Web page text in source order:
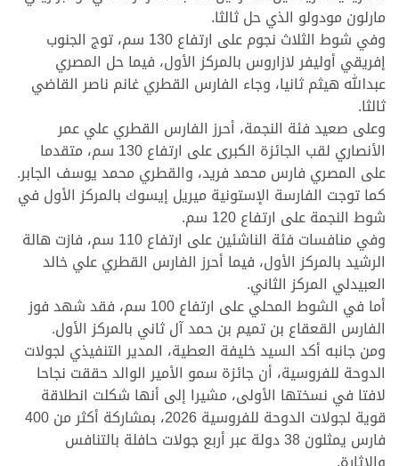
مارلون مودولو الذي حل ثالثا.
وفي شوط الثلاث نجوم على ارتفاع 130 سم، توج الجنوب
إفريقي أوليفر لازاروس بالمركز الأول، فيما حل المصري
عبدالله هيثم ثانيا، وجاء الفارس القطري غانم ناصر القاضي
ثالثا.
وعلى صعيد فئة النجمة، أحرز الفارس القطري علي عمر
الأنصاري لقب الجائزة الكبرى على ارتفاع 130 سم، متقدما
على المصري فارس محمد فريد، والقطري محمد يوسف الجابر.
كما توجت الفارسة الإستونية ميريل إيسوك بالمركز الأول في
شوط النجمة على ارتفاع 120 سم.
وفي منافسات فئة الناشئين على ارتفاع 110 سم، فازت هالة
الرشيد بالمركز الأول، فيما أحرز الفارس القطري علي خالد
العبيدلي المركز الثاني.
أما في الشوط المحلي على ارتفاع 100 سم، فقد شهد فوز
الفارس القعقاع بن تميم بن حمد آل ثاني بالمركز الأول.
ومن جانبه أكد السيد خليفة العطية، المدير التنفيذي لجولات
الدوحة للفروسية، أن جائزة سمو الأمير الوالد حققت نجاحا
لافتا في نسختها الأولى، مشيرا إلى أنها شكلت انطلاقة
قوية لجولات الدوحة للفروسية 2026، بمشاركة أكثر من 400
فارس يمثلون 38 دولة عبر أربع جولات حافلة بالتنافس